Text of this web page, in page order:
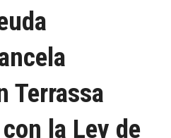
Terrassa
la Ley de